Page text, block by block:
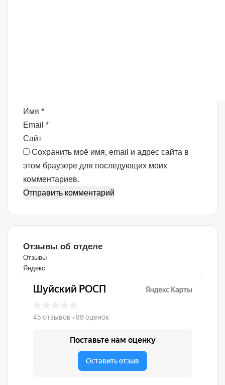
р
и
й
*
Имя *
Email *
Сайт
Сохранить моё имя, email и адрес сайта в
этом браузере для последующих моих
комментариев.
Отзывы об отделе
Отзывы
Яндекс